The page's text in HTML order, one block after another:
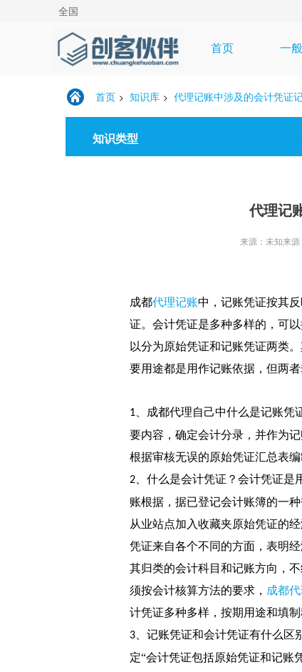
全国
首页 一
首页 > 知识库 > 代理记账中涉及的会计凭证
知识类型
代理记
来源：未知来源
成都代理记账中， 记账凭证按其
证。会计凭证是多种多样的，可
以分为原始凭证和记账凭证两类
要用途都是用作记账依据，但两者
1 、成都代理自己中什么是记账
要内容，确定会计分录，并作为
根据审核无误的原始凭证汇总表编
2 、什么是会计凭证？会计凭证
账根据，据已登记会计账簿的一
从业站点加入收藏夹原始凭证的
凭证来自各个不同的方面，表明
其归类的会计科目和记账方向，
须按会计核算方法的要求， 成都
计凭证多种多样，按期用途和填
3 、记账凭证和会计凭证有什么
定“会计凭证包括原始凭证和记账